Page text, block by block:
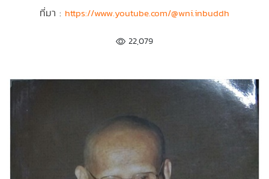
ที่มา : https://www.youtube.com/@wni.inbuddh
22,079